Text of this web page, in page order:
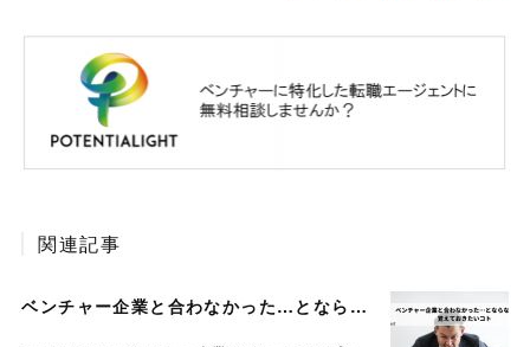
関連記事
ベンチャー企業と合わなかった…とならないために覚えておきたいコト